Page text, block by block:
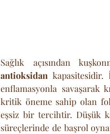
antioksidan
enflamasyonla savaşarak
kritik öneme sahip olan
eşsiz bir tercihtir. Düşük
süreçlerinde de başrol